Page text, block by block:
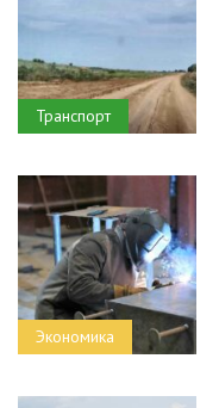
Транспорт
Экономика